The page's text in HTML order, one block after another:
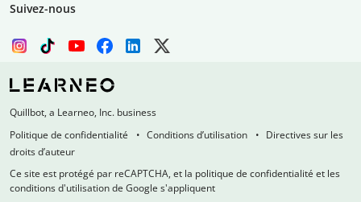
Suivez-nous
Quillbot, a Learneo, Inc. business
Politique de confidentialité
Conditions d’utilisation
Directives sur les
droits d’auteur
Ce site est protégé par reCAPTCHA, et la politique de confidentialité et les
conditions d'utilisation de Google s'appliquent